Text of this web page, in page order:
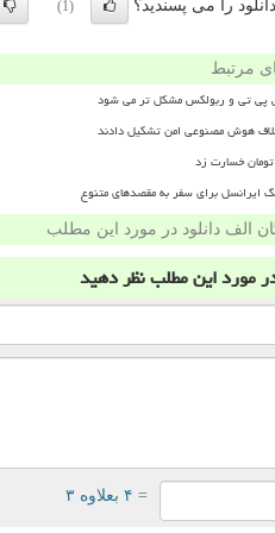
را می پسندید؟ (1)
مرتبط
پی تی و ربولکس مشکل تر می شود
هوش مصنوعی امن تشکیل دادند
ایرانسل برای سفر به مقصدهای متنوع
الف دانلود در مورد این مطلب
مورد این مطلبنظر دهید
= ۴ بعلاوه ۳